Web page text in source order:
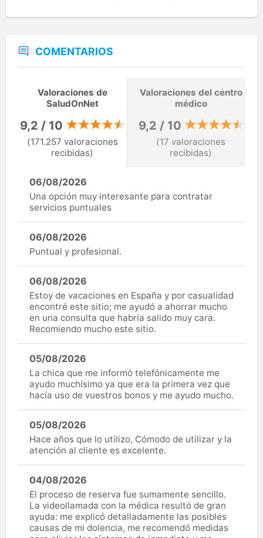
COMENTARIOS
Valoraciones de
SaludOnNet
9,2 / 10
(171.257 valoraciones
recibidas)
Valoraciones del centro
médico
9,2 / 10
(17 valoraciones
recibidas)
06/08/2026
Una opción muy interesante para contratar
servicios puntuales
06/08/2026
Puntual y profesional.
06/08/2026
Estoy de vacaciones en España y por casualidad
encontré este sitio; me ayudó a ahorrar mucho
en una consulta que habría salido muy cara.
Recomiendo mucho este sitio.
05/08/2026
La chica que me informó telefónicamente me
ayudo muchísimo ya que era la primera vez que
hacía uso de vuestros bonos y me ayudo mucho.
05/08/2026
Hace años que lo utilizo, Cómodo de utilizar y la
atención al cliente es excelente.
04/08/2026
El proceso de reserva fue sumamente sencillo.
La videollamada con la médica resultó de gran
ayuda: me explicó detalladamente las posibles
causas de mi dolencia, me recomendó medidas